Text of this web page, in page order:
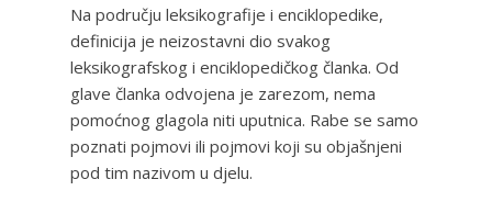
Na području leksikografije i enciklopedike,
definicija je neizostavni dio svakog
leksikografskog i enciklopedičkog članka. Od
glave članka odvojena je zarezom, nema
pomoćnog glagola niti uputnica. Rabe se samo
poznati pojmovi ili pojmovi koji su objašnjeni
pod tim nazivom u djelu.